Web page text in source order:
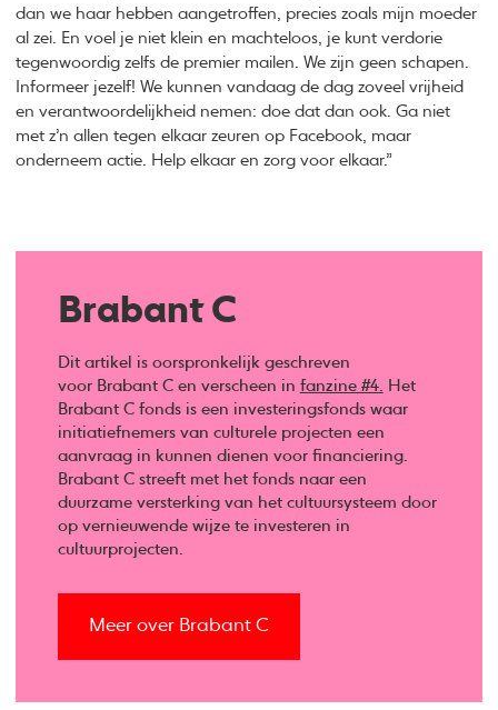
dan we haar hebben aangetroffen, precies zoals mijn moeder
al zei. En voel je niet klein en machteloos, je kunt verdorie
tegenwoordig zelfs de premier mailen. We zijn geen schapen.
Informeer jezelf! We kunnen vandaag de dag zoveel vrijheid
en verantwoordelijkheid nemen: doe dat dan ook. Ga niet
met z’n allen tegen elkaar zeuren op Facebook, maar
onderneem actie. Help elkaar en zorg voor elkaar.”
Brabant C
Dit artikel is oorspronkelijk geschreven
voor Brabant C en verscheen in fanzine #4. Het
Brabant C fonds is een investeringsfonds waar
initiatiefnemers van culturele projecten een
aanvraag in kunnen dienen voor financiering.
Brabant C streeft met het fonds naar een
duurzame versterking van het cultuursysteem door
op vernieuwende wijze te investeren in
cultuurprojecten.
Meer over Brabant C